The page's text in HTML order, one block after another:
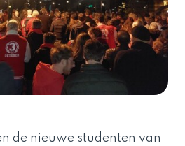
de nieuwe studenten van